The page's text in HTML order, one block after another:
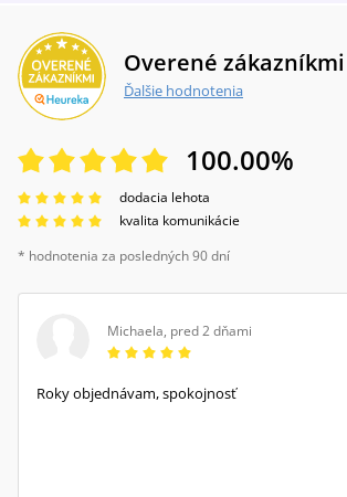
Overené zákazníkmi
Ďalšie hodnotenia
100.00%
dodacia lehota
kvalita komunikácie
* hodnotenia za posledných 90 dní
Michaela, pred 2 dňami
Roky objednávam, spokojnosť